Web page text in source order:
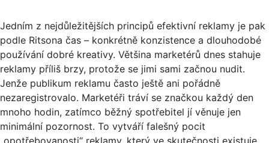
Jedním z nejdůležitějších principů efektivní reklamy je pak
podle Ritsona čas – konkrétně konzistence a dlouhodobé
používání dobré kreativy. Většina marketérů dnes stahuje
reklamy příliš brzy, protože se jimi sami začnou nudit.
Jenže publikum reklamu často ještě ani pořádně
nezaregistrovalo. Marketéři tráví se značkou každý den
mnoho hodin, zatímco běžný spotřebitel jí věnuje jen
minimální pozornost. To vytváří falešný pocit
„opotřebovanosti“ reklamy, který ve skutečnosti existuje